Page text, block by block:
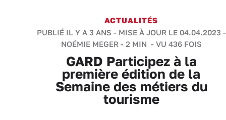
ACTUALITÉS
PUBLIÉ IL Y A 3 ANS - MISE À JOUR LE 04.04.2023 -
NOÉMIE MEGER- 2 MIN - VU 436 FOIS
GARD Participez à la
première édition de la
Semaine des métiers du
tourisme